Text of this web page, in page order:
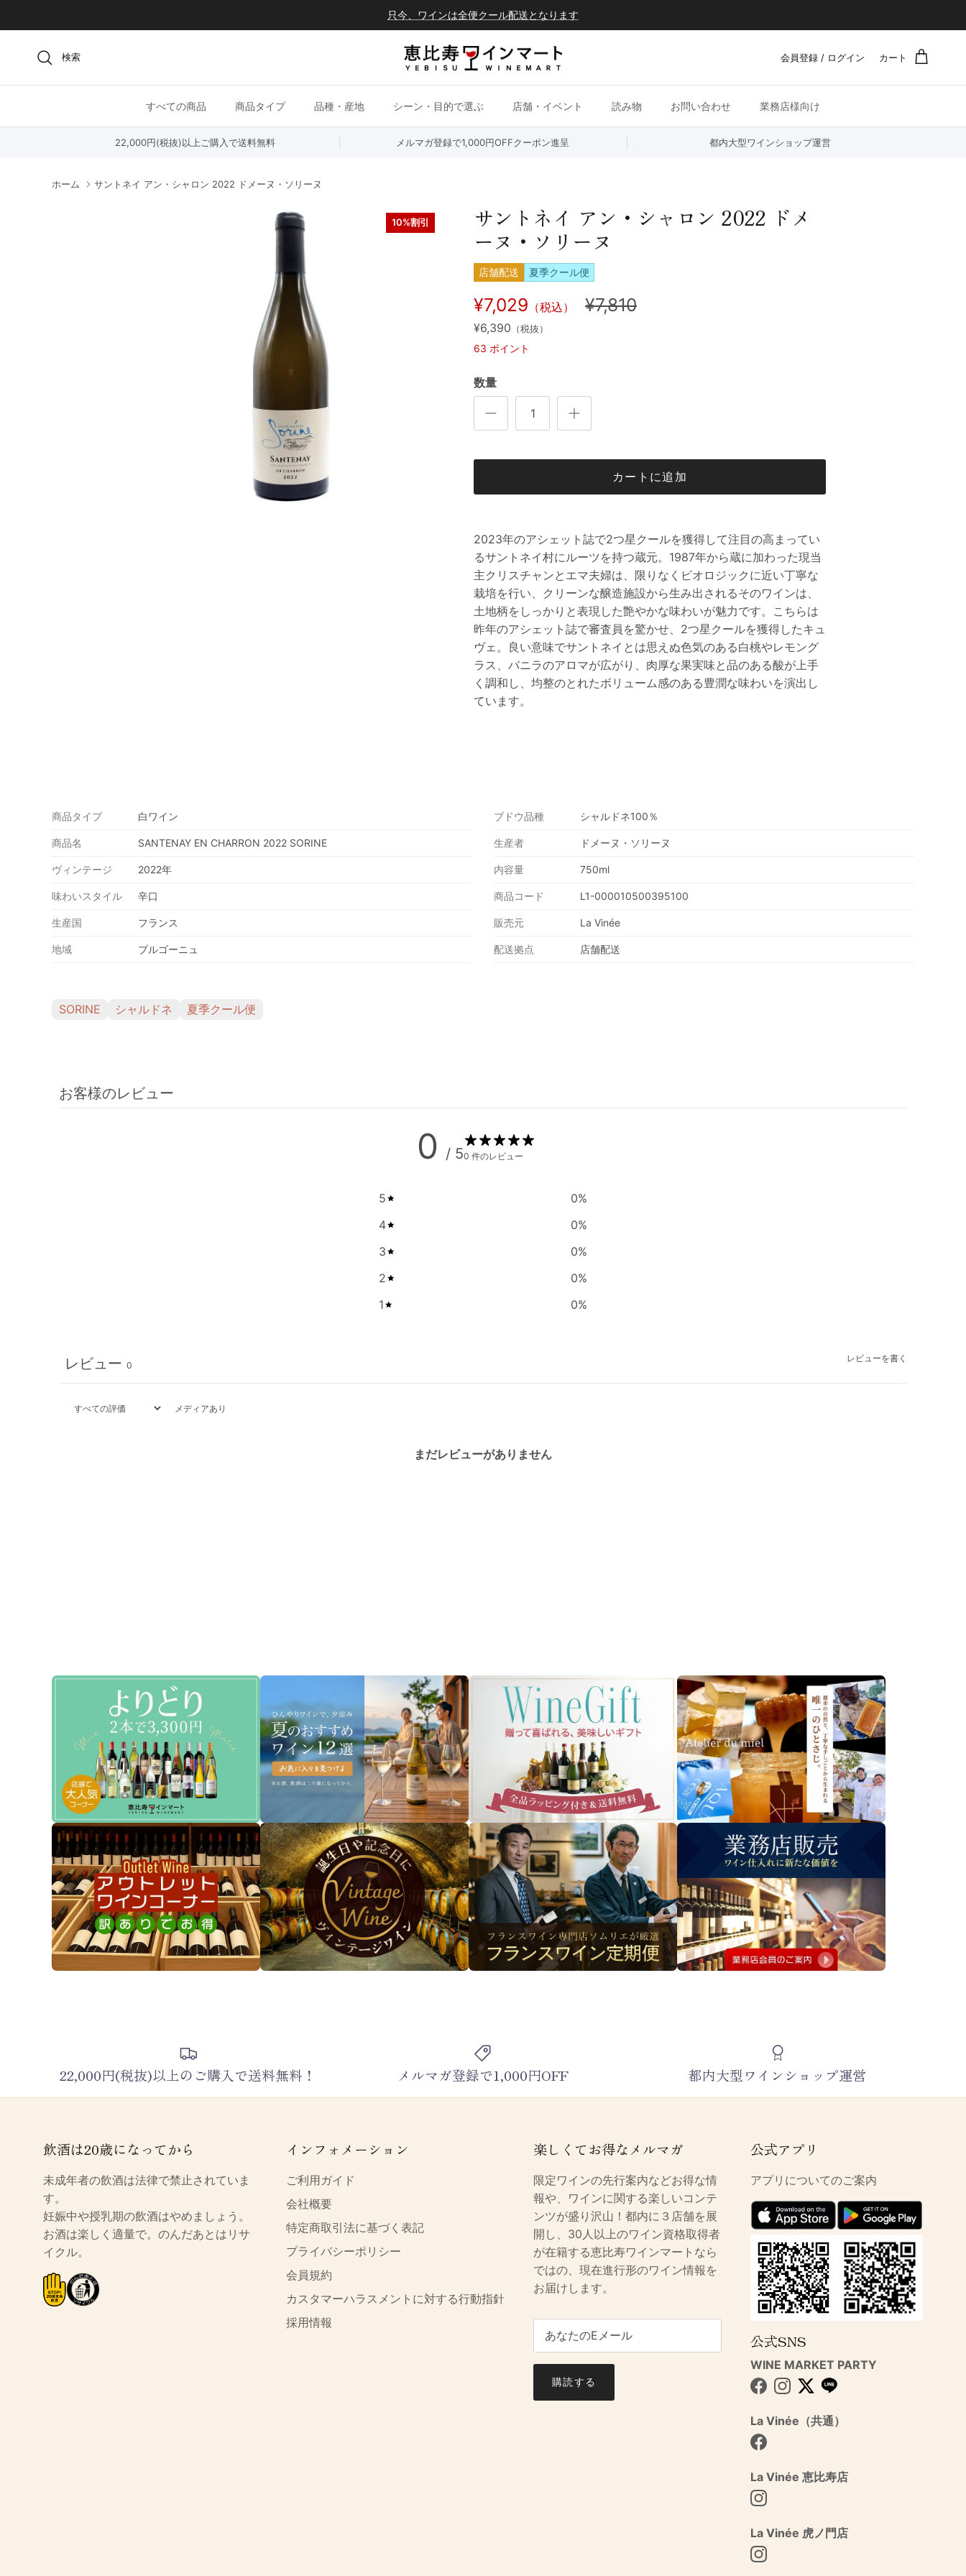
只今、ワインは全便クール配送となります
検索 会員登録 / ログイン カート
すべての商品 商品タイプ 品種・産地 シーン・目的で選ぶ 店舗・イベント 読み物 お問い合わせ 業務店様向け
22,000円(税抜)以上ご購入で送料無料 メルマガ登録で1,000円OFFクーポン進呈 都内大型ワインショップ運営
ホーム サントネイ アン・シャロン 2022 ドメーヌ・ソリーヌ
10%割引
サントネイ アン・シャロン 2022 ドメ
ーヌ・ソリーヌ
店舗配送 夏季クール便
¥7,029 （税込） ¥7,810
¥6,390 （税抜）
63 ポイント
数量
カートに追加
2023年のアシェット誌で2つ星クールを獲得して注目の高まってい
るサントネイ村にルーツを持つ蔵元。1987年から蔵に加わった現当
主クリスチャンとエマ夫婦は、限りなくビオロジックに近い丁寧な
栽培を行い、クリーンな醸造施設から生み出されるそのワインは、
土地柄をしっかりと表現した艶やかな味わいが魅力です。こちらは
昨年のアシェット誌で審査員を驚かせ、2つ星クールを獲得したキュ
ヴェ。良い意味でサントネイとは思えぬ色気のある白桃やレモング
ラス、バニラのアロマが広がり、肉厚な果実味と品のある酸が上手
く調和し、均整のとれたボリューム感のある豊潤な味わいを演出し
ています。
商品タイプ 白ワイン
商品名 SANTENAY EN CHARRON 2022 SORINE
ヴィンテージ 2022年
味わいスタイル 辛口
生産国 フランス
地域 ブルゴーニュ
ブドウ品種 シャルドネ100％
生産者 ドメーヌ・ソリーヌ
内容量 750ml
商品コード L1-000010500395100
販売元 La Vinée
配送拠点 店舗配送
SORINE シャルドネ 夏季クール便
お客様のレビュー
0 / 50 件のレビュー
5 0%
4
0%
3
0%
2
0%
1
0%
レビューを書く
レビュー 0
メディアあり
まだレビューがありません
22,000円(税抜)以上のご購入で送料無料！ メルマガ登録で1,000円OFF 都内大型ワインショップ運営
飲酒は20歳になってから
未成年者の飲酒は法律で禁止されていま
す。
妊娠中や授乳期の飲酒はやめましょう。
お酒は楽しく適量で。のんだあとはリサ
イクル。
インフォメーション
ご利用ガイド
会社概要
特定商取引法に基づく表記
プライバシーポリシー
会員規約
カスタマーハラスメントに対する行動指針
採用情報
楽しくてお得なメルマガ
限定ワインの先行案内などお得な情
報や、ワインに関する楽しいコンテ
ンツが盛り沢山！都内に３店舗を展
開し、30人以上のワイン資格取得者
が在籍する恵比寿ワインマートなら
ではの、現在進行形のワイン情報を
お届けします。
購読する
公式アプリ
アプリについてのご案内
公式SNS
WINE MARKET PARTY
Facebook
Instagram
Twitter
La Vinée（共通）
Facebook
La Vinée 恵比寿店
Instagram
La Vinée 虎ノ門店
Instagram